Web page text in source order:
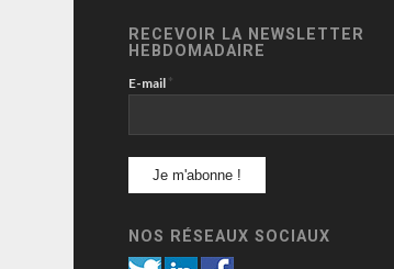
RECEVOIR LA NEWSLETTER
HEBDOMADAIRE
E-mail *
NOS RÉSEAUX SOCIAUX